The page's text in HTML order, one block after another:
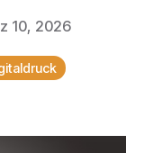
10, 2026